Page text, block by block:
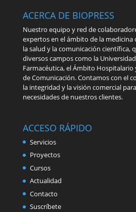
ACERCA DE BIOPRESS
Nuestro equipo y red de
expertos en el ámbito de la medicina
la salud y la comunicación científica,
diversos campos como la
Farmacéutica, el Ámbito Hospitalario
de Comunicación. Contamos con el
la integridad y la visión comercial
necesidades de nuestros clientes.
ACCESO RÁPIDO
Servicios
Proyectos
Cursos
Actualidad
Contacto
Suscríbete